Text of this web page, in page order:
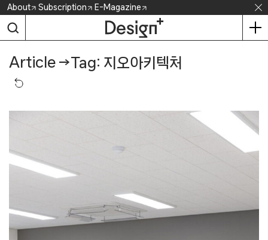
Skip
content
About Subscription E-Magazine
Article →Tag: 지오아키텍처